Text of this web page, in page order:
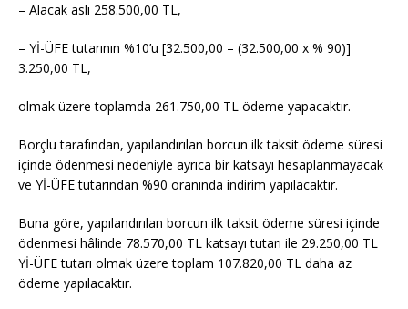
– Alacak aslı 258.500,00 TL,
– Yİ-ÜFE tutarının %10’u [32.500,00 – (32.500,00 x % 90)]
3.250,00 TL,
olmak üzere toplamda 261.750,00 TL ödeme yapacaktır.
Borçlu tarafından, yapılandırılan borcun ilk taksit ödeme süresi
içinde ödenmesi nedeniyle ayrıca bir katsayı hesaplanmayacak
ve Yİ-ÜFE tutarından %90 oranında indirim yapılacaktır.
Buna göre, yapılandırılan borcun ilk taksit ödeme süresi içinde
ödenmesi hâlinde 78.570,00 TL katsayı tutarı ile 29.250,00 TL
Yİ-ÜFE tutarı olmak üzere toplam 107.820,00 TL daha az
ödeme yapılacaktır.